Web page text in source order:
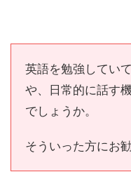
英語を勉強してい
や、日常的に話す
でしょうか。
そういった方にお